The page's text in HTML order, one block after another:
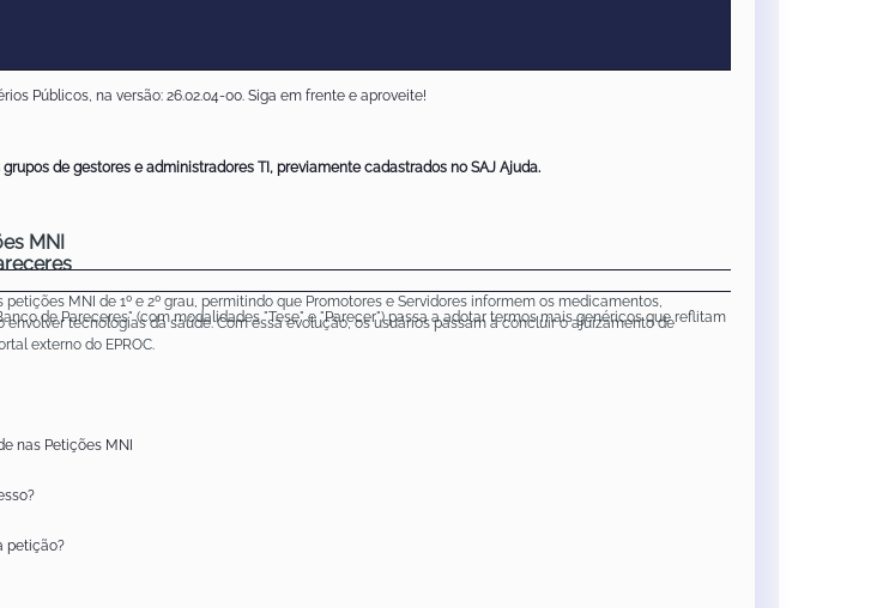
Públicos, na versão: 26.02.04-00. Siga em frente e aproveite!
de gestores e administradores TI, previamente cadastrados no SAJ Ajuda.
de Pareceres" (com modalidades "Tese" e "Parecer") passa a adotar termos mais genéricos que reflitam
MNI
MNI de 1º e 2º grau, permitindo que Promotores e Servidores informem os medicamentos,
tecnologias da saúde. Com essa evolução, os usuários passam a concluir o ajuizamento de
externo do EPROC.
nas Petições MNI
petição?